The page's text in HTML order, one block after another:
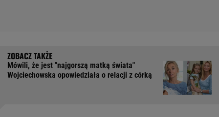
Mówili, że jest "najgorszą matką świata"
Wojciechowska opowiedziała o relacji z córką